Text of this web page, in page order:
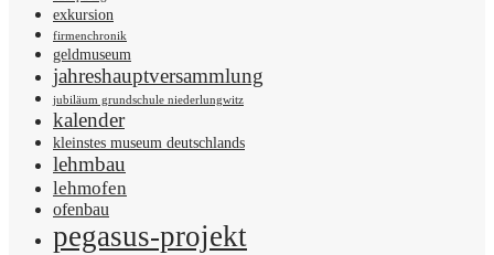
exkursion
firmenchronik
geldmuseum
jahreshauptversammlung
jubiläum grundschule niederlungwitz
kalender
kleinstes museum deutschlands
lehmbau
lehmofen
ofenbau
pegasus-projekt